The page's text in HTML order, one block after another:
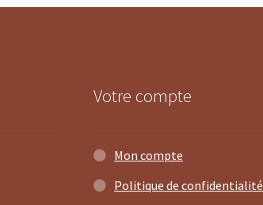
Votre compte
Mon compte
Politique de confidentialité